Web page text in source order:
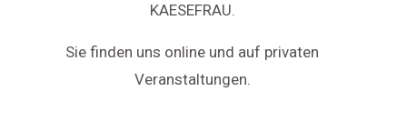
KAESEFRAU.
Sie finden uns online und auf privaten
Veranstaltungen.